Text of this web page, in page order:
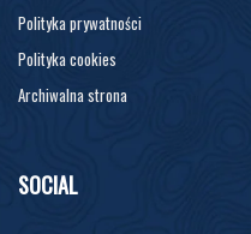
Polityka prywatności
Polityka cookies
Archiwalna strona
SOCIAL